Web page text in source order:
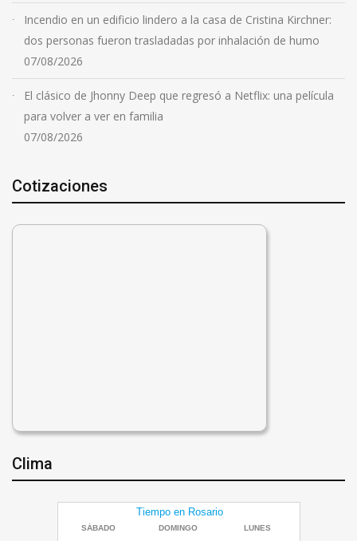
Incendio en un edificio lindero a la casa de Cristina Kirchner:
dos personas fueron trasladadas por inhalación de humo
07/08/2026
El clásico de Jhonny Deep que regresó a Netflix: una película
para volver a ver en familia
07/08/2026
Cotizaciones
Clima